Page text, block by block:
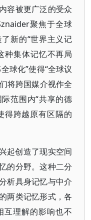
容被更广泛的受众
聚焦于全球
新的“世界主义记
种集体记忆不再局
球化”使得“全球议
将跨国媒介视作全
范围内“共享的德
得跨越原有区隔的
起创造了现实空间
的分野。这种二分
析具身记忆与中介
两类记忆形式，各
互理解的影响也不